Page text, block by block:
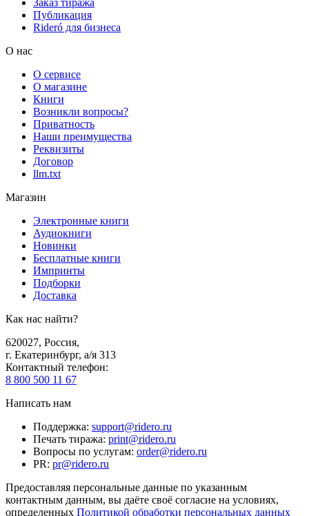
Публикация
Rideró для бизнеса
О нас
О сервисе
О магазине
Книги
Возникли вопросы?
Приватность
Наши преимущества
Реквизиты
Договор
llm.txt
Магазин
Электронные книги
Аудиокниги
Новинки
Бесплатные книги
Импринты
Подборки
Доставка
Как нас найти?
620027, Россия,
г. Екатеринбург, а/я 313
Контактный телефон:
8 800 500 11 67
Написать нам
Поддержка: support@ridero.ru
Печать тиража: print@ridero.ru
Вопросы по услугам: order@ridero.ru
PR: pr@ridero.ru
Предоставляя персональные данные по указанным
контактным данным, вы даёте своё согласие на условиях,
определенных Политикой обработки персональных данных